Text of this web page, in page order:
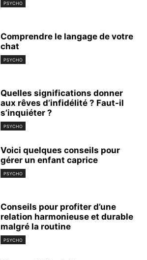
PSYCHO
Comprendre le langage de votre
chat
PSYCHO
Quelles significations donner
aux rêves d’infidélité ? Faut-il
s’inquiéter ?
PSYCHO
Voici quelques conseils pour
gérer un enfant caprice
PSYCHO
Conseils pour profiter d’une
relation harmonieuse et durable
malgré la routine
PSYCHO